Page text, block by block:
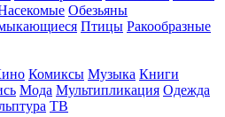
Обезьяны
Птицы Ракообразные
Комиксы Музыка Книги
Мода Мультипликация Одежда
ТВ